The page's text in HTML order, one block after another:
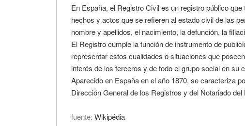
En España, el Registro Civil es un registro público
hechos y actos que se refieren al estado civil de las
nombre y apellidos, el nacimiento, la defunción, la
El Registro cumple la función de instrumento de
representar estos cualidades o situaciones que
interés de los terceros y de todo el grupo social en su
Aparecido en España en el año 1870, se caracteriza
Dirección General de los Registros y del Notariado
fuente: Wikipédia